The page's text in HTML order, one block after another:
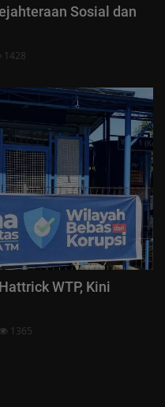
Sosial dan
1428
WTP, Kini
1365